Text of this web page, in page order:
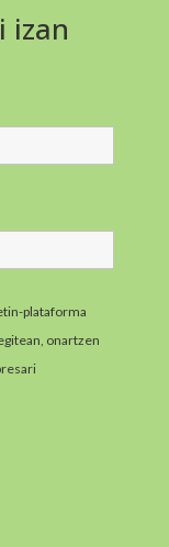
izan
plataforma
onartzen